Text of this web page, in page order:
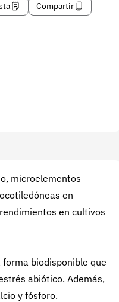
Compartir
microelementos
en
en cultivos
biodisponible que
abiótico. Además,
y fósforo.